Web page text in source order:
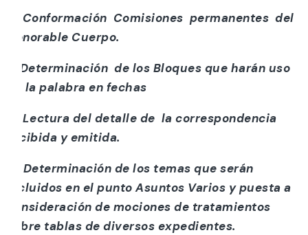
e) Conformación Comisiones permanentes del
Honorable Cuerpo.
f) Determinación de los Bloques que harán uso
de la palabra en fechas
g) Lectura del detalle de la correspondencia
recibida y emitida.
h) Determinación de los temas que serán
incluidos en el punto Asuntos Varios y puesta a
consideración de mociones de tratamientos
sobre tablas de diversos expedientes.